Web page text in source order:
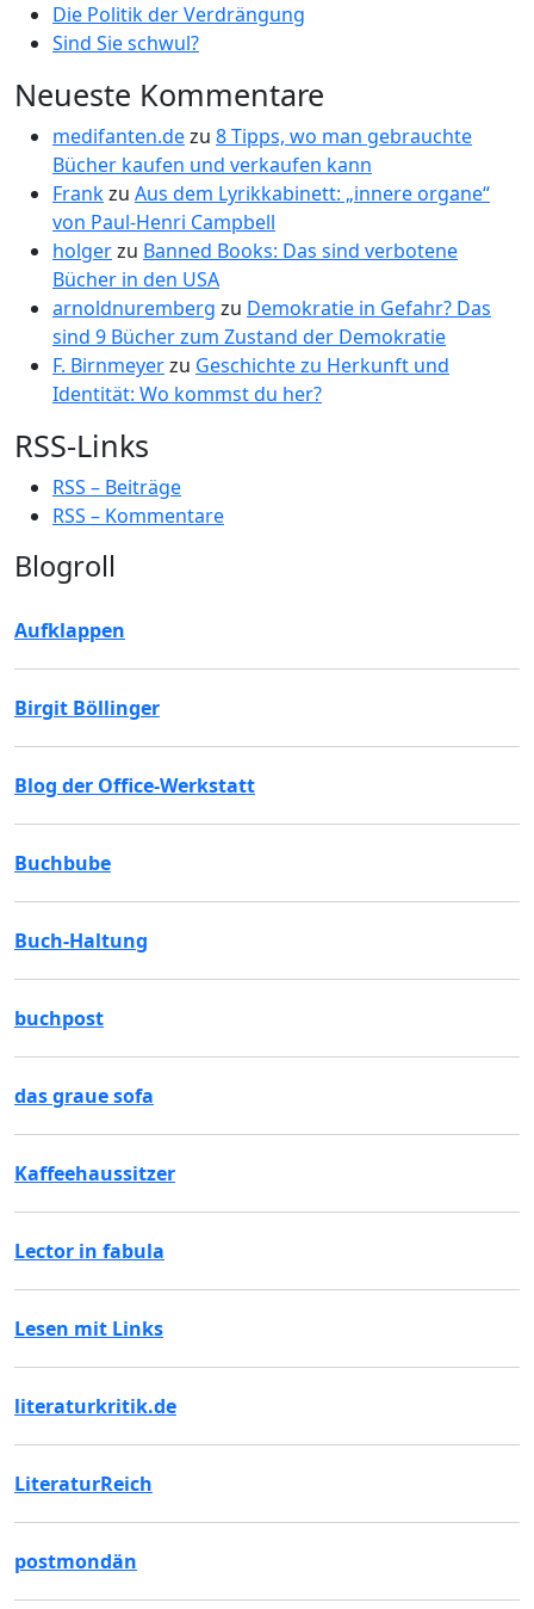
Die Politik der Verdrängung
Sind Sie schwul?
Neueste Kommentare
medifanten.dezu 8 Tipps, wo man gebrauchte
Bücher kaufen und verkaufen kann
Frankzu Aus dem Lyrikkabinett: „innere organe“
von Paul-Henri Campbell
holgerzu Banned Books: Das sind verbotene
Bücher in den USA
arnoldnuremberg zu Demokratie in Gefahr? Das
sind 9 Bücher zum Zustand der Demokratie
F. Birnmeyerzu Geschichte zu Herkunft und
Identität: Wo kommst du her?
RSS-Links
RSS – Beiträge
RSS – Kommentare
Blogroll
Aufklappen
Birgit Böllinger
Blog der Office-Werkstatt
Buchbube
Buch-Haltung
buchpost
das graue sofa
Kaffeehaussitzer
Lector in fabula
Lesen mit Links
literaturkritik.de
LiteraturReich
postmondän